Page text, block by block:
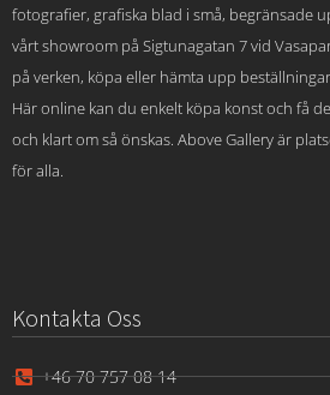
fotografier, grafiska blad i små, begränsade
vårt showroom på Sigtunagatan 7 vid
på verken, köpa eller hämta upp
Här online kan du enkelt köpa konst och få
och klart om så önskas. Above Gallery är
för alla.
Kontakta Oss
+46 70 757 08 14